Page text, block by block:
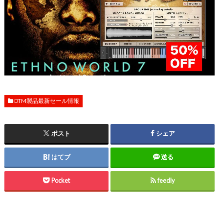
DTM製品最新セール情報
ポスト シェア
はてブ 送る
Pocket feedly